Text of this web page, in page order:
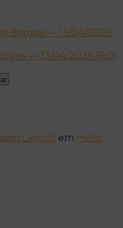
Borges — 13/04/2026
— 13/04/2026 16:01
em Hello